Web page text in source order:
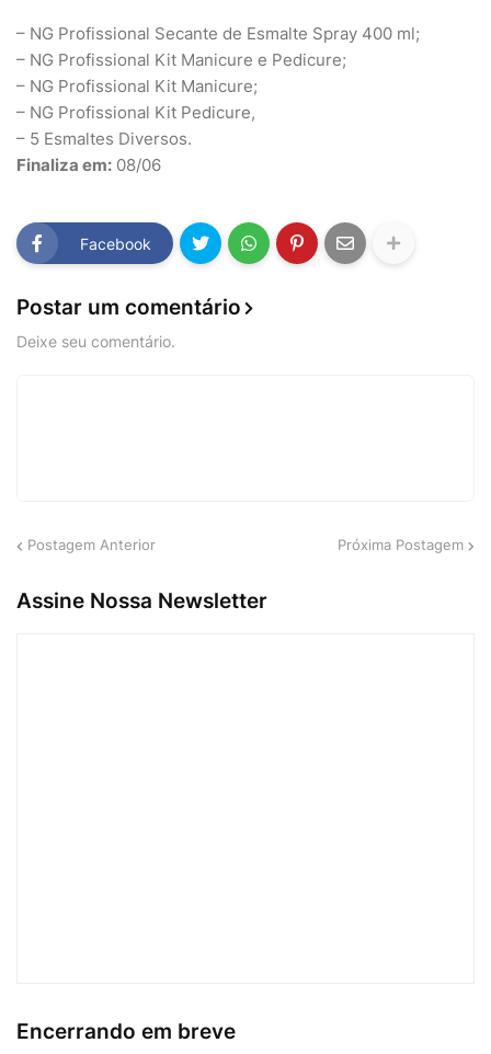
– NG Profissional Secante de Esmalte Spray 400 ml;
– NG Profissional Kit Manicure e Pedicure;
– NG Profissional Kit Manicure;
– NG Profissional Kit Pedicure,
– 5 Esmaltes Diversos.
Finaliza em: 08/06
Facebook
Postar um comentário
Deixe seu comentário.
Postagem Anterior Próxima Postagem
Assine Nossa Newsletter
Encerrando em breve